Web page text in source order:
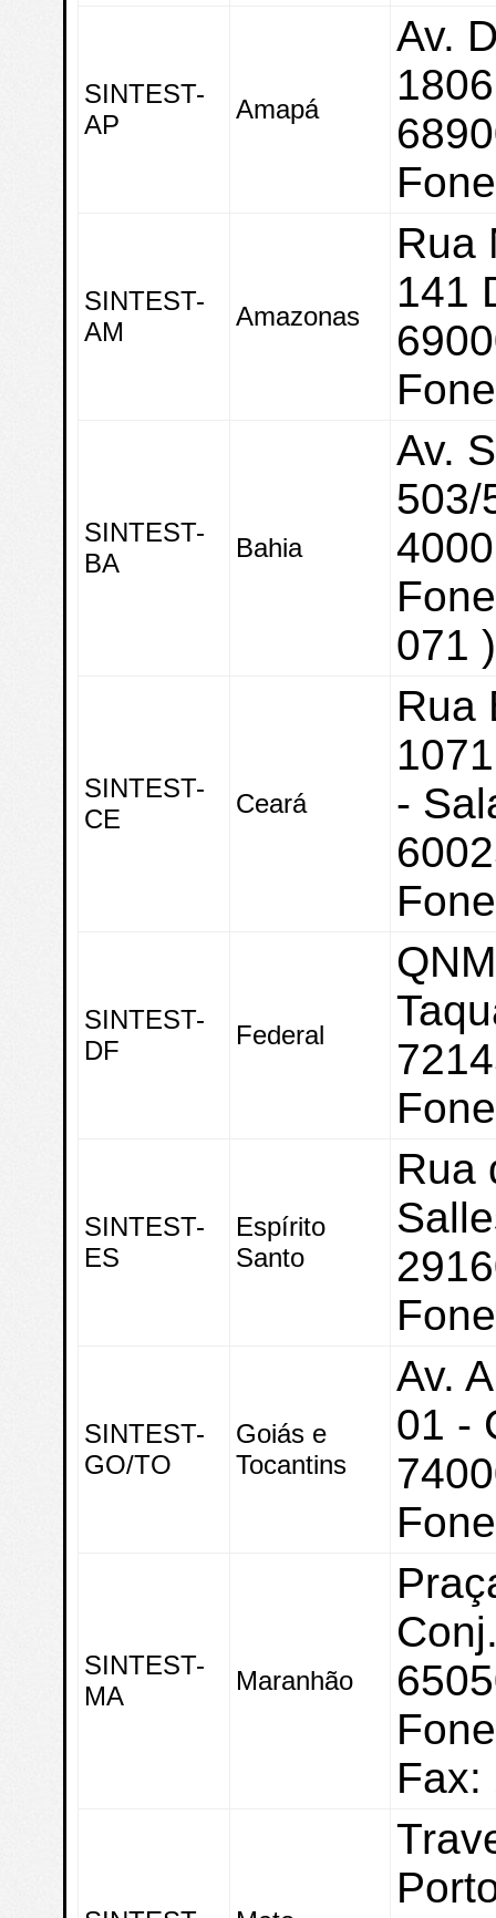
SINTEST-
AP
Amapá
Av.
SINTEST-
AM
Amazonas
Rua
141
SINTEST-
BA
Bahia
Av.
503/
071
SINTEST-
CE
Ceará
Rua
-
SINTEST-
DF
Federal
SINTEST-
ES
Espírito
Santo
Rua
SINTEST-
GO/TO
Goiás e
Tocantins
Av.
01 -
SINTEST-
MA
Maranhão
Fax: